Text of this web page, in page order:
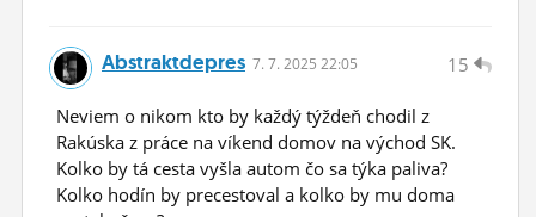
15
Abstraktdepres 7. 7. 2025 22:05
Neviem o nikom kto by každý týždeň chodil z
Rakúska z práce na víkend domov na východ SK.
Kolko by tá cesta vyšla autom čo sa týka paliva?
Kolko hodín by precestoval a kolko by mu doma